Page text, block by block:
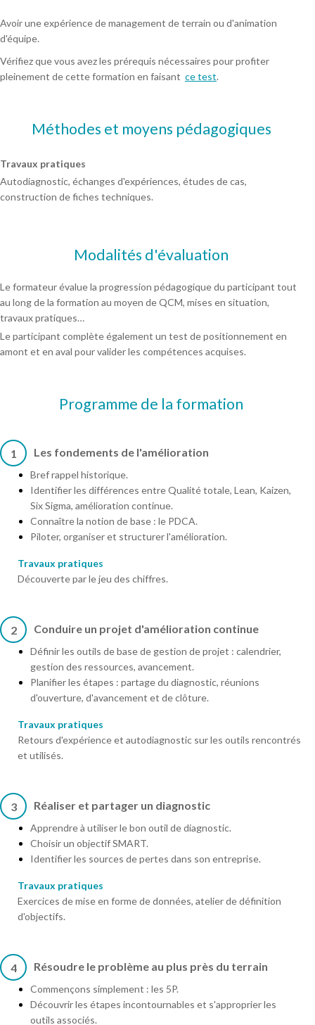
Avoir une expérience de management de terrain ou d'animation
d'équipe.
Vérifiez que vous avez les prérequis nécessaires pour profiter
pleinement de cette formation en faisant ce test.
Méthodes et moyens pédagogiques
Travaux pratiques
Autodiagnostic, échanges d'expériences, études de cas,
construction de fiches techniques.
Modalités d'évaluation
Le formateur évalue la progression pédagogique du participant tout
au long de la formation au moyen de QCM, mises en situation,
travaux pratiques…
Le participant complète également un test de positionnement en
amont et en aval pour valider les compétences acquises.
Programme de la formation
1 Les fondements de l'amélioration
Bref rappel historique.
Identifier les différences entre Qualité totale, Lean, Kaizen,
Six Sigma, amélioration continue.
Connaître la notion de base : le PDCA.
Piloter, organiser et structurer l'amélioration.
Travaux pratiques
Découverte par le jeu des chiffres.
2 Conduire un projet d'amélioration continue
Définir les outils de base de gestion de projet : calendrier,
gestion des ressources, avancement.
Planifier les étapes : partage du diagnostic, réunions
d'ouverture, d'avancement et de clôture.
Travaux pratiques
Retours d'expérience et autodiagnostic sur les outils rencontrés
et utilisés.
3 Réaliser et partager un diagnostic
Apprendre à utiliser le bon outil de diagnostic.
Choisir un objectif SMART.
Identifier les sources de pertes dans son entreprise.
Travaux pratiques
Exercices de mise en forme de données, atelier de définition
d'objectifs.
4 Résoudre le problème au plus près du terrain
Commençons simplement : les 5P.
Découvrir les étapes incontournables et s'approprier les
outils associés.